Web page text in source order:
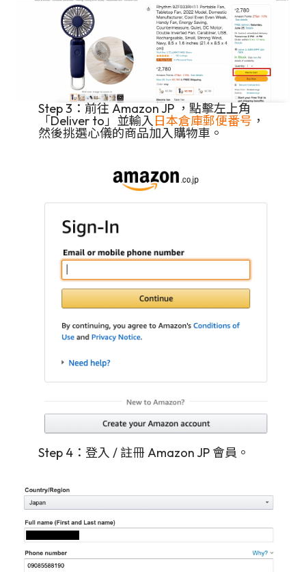
Step 3：前往 Amazon JP ，點擊左上角
「Deliver to」並輸入日本倉庫郵便番号 ，
然後挑選心儀的商品加入購物車。
Step 4：登入 / 註冊 Amazon JP 會員。